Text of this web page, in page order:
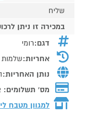
שליח
במכירה זו ניתן לרכוש עד 1 בעלות
דגם:רומי
אחריות:
נותן האחריות:
מס' תשלומים:
למגוון מטבח